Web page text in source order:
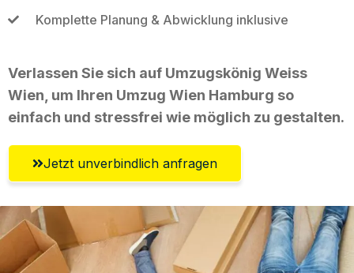
Komplette Planung & Abwicklung inklusive
Verlassen Sie sich auf Umzugskönig Weiss
Wien, um Ihren Umzug Wien Hamburg so
einfach und stressfrei wie möglich zu gestalten.
Jetzt unverbindlich anfragen